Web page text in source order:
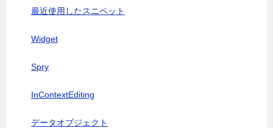
最近使用したスニペット
Widget
Spry
InContextEditing
データオブジェクト